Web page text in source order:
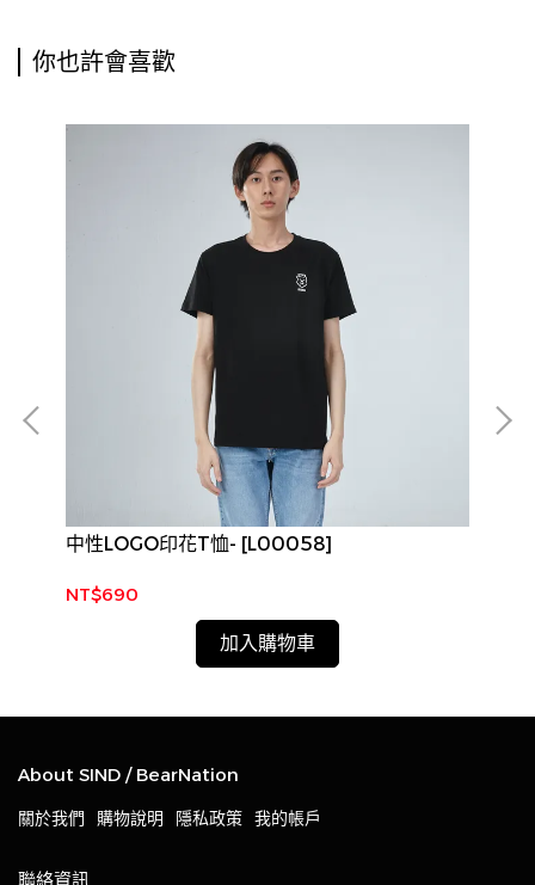
你也許會喜歡
中性LOGO印花T恤- [L00058]
NT$690
加入購物車
About SIND / BearNation
關於我們 購物說明 隱私政策 我的帳戶
聯絡資訊